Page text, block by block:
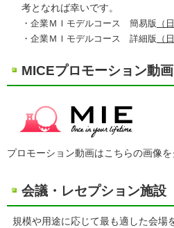
考となれば幸いです。
・企業ＭＩモデルコース 簡易版 （
・企業ＭＩモデルコース 詳細版 （
MICEプロモーション動画
プロモーション動画はこちらの画像を
会議・レセプション施設
規模や用途に応じて最も適した会場